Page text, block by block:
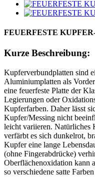
FEUERFESTE
Kurze Beschreibung:
Kupferverbundplatten sind
Aluminiumplatten als
eine feuerfeste Platte der
Legierungen oder
Kupferfarben. Daher lässt
Kupfer/Messing nicht
leicht variieren. Natürliches
verfärbt es sich dunkelrot,
Kupfer eine lange
(ohne Fingerabdrücke)
Oberflächenoxidation kann
so verschiedene satte